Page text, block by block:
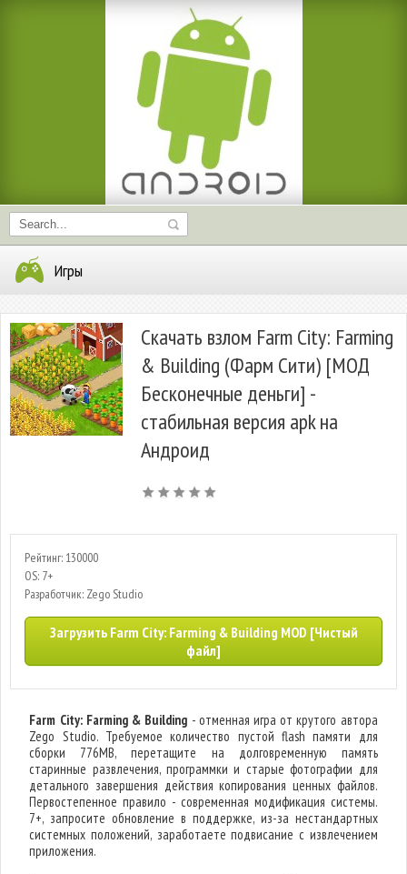
Игры
Скачать взлом Farm City: Farming
& Building (Фарм Сити) [МОД
Бесконечные деньги] -
стабильная версия apk на
Андроид
Рейтинг: 130000
OS: 7+
Разработчик: Zego Studio
Загрузить Farm City: Farming & Building MOD [Чистый
файл]
Farm City: Farming & Building - отменная игра от крутого автора
Zego Studio. Требуемое количество пустой flash памяти для
сборки 776MB, перетащите на долговременную память
старинные развлечения, программки и старые фотографии для
детального завершения действия копирования ценных файлов.
Первостепенное правило - современная модификация системы.
7+, запросите обновление в поддержке, из-за нестандартных
системных положений, заработаете подвисание с извлечением
приложения.